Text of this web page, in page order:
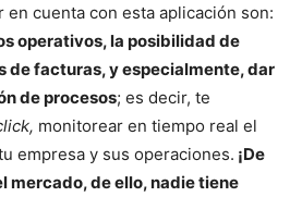
en cuenta con esta aplicación son:
operativos, la posibilidad de
de facturas, y especialmente, dar
de procesos; es decir, te
monitorear en tiempo real el
empresa y sus operaciones. ¡De
mercado, de ello, nadie tiene